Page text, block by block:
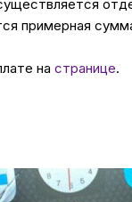
примерная
на странице.